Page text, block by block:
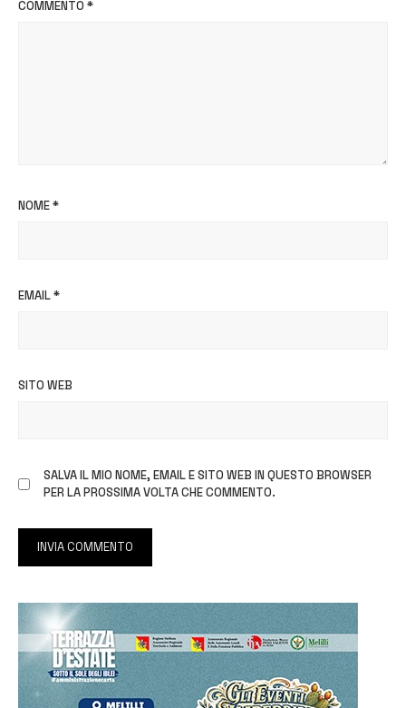
COMMENTO *
NOME*
EMAIL*
SITO WEB
SALVA IL MIO NOME, EMAIL E SITO WEB IN QUESTO BROWSER
PER LA PROSSIMA VOLTA CHE COMMENTO.